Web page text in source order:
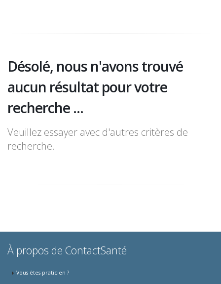
Désolé, nous n'avons trouvé
aucun résultat pour votre
recherche ...
Veuillez essayer avec d'autres critères de
recherche.
À propos de ContactSanté
Vous êtes praticien ?